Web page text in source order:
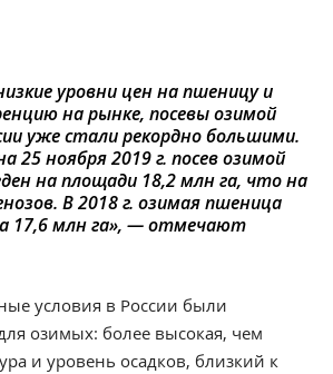
уровни цен на пшеницу и
на рынке, посевы озимой
уже стали рекордно большими.
25 ноября 2019 г. посев озимой
на площади 18,2 млн га, что на
В 2018 г. озимая пшеница
17,6 млн га», — отмечают
условия в России были
озимых: более высокая, чем
и уровень осадков, близкий к